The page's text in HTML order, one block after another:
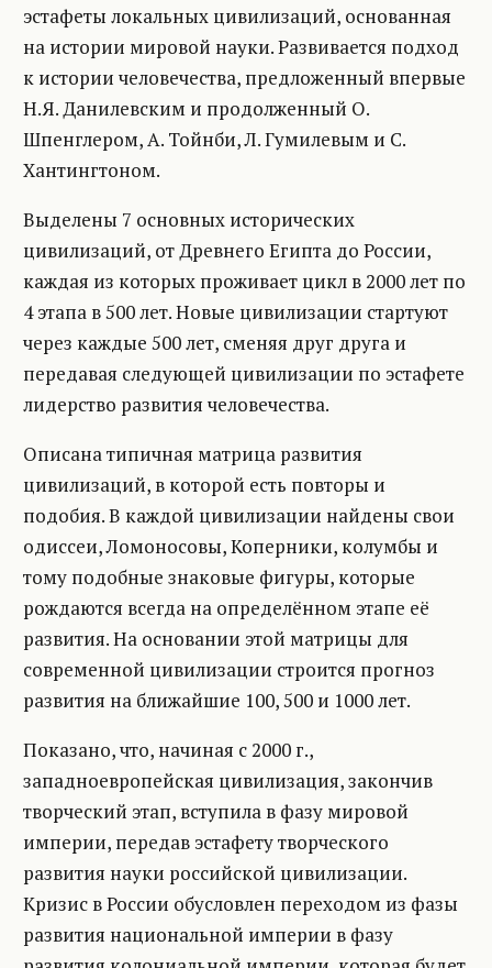
эстафеты локальных цивилизаций, основанная
на истории мировой науки. Развивается подход
к истории человечества, предложенный впервые
Н.Я. Данилевским и продолженный О.
Шпенглером, А. Тойнби, Л. Гумилевым и С.
Хантингтоном.
Выделены 7 основных исторических
цивилизаций, от Древнего Египта до России,
каждая из которых проживает цикл в 2000 лет по
4 этапа в 500 лет. Новые цивилизации стартуют
через каждые 500 лет, сменяя друг друга и
передавая следующей цивилизации по эстафете
лидерство развития человечества.
Описана типичная матрица развития
цивилизаций, в которой есть повторы и
подобия. В каждой цивилизации найдены свои
одиссеи, Ломоносовы, Коперники, колумбы и
тому подобные знаковые фигуры, которые
рождаются всегда на определённом этапе её
развития. На основании этой матрицы для
современной цивилизации строится прогноз
развития на ближайшие 100, 500 и 1000 лет.
Показано, что, начиная с 2000 г.,
западноевропейская цивилизация, закончив
творческий этап, вступила в фазу мировой
империи, передав эстафету творческого
развития науки российской цивилизации.
Кризис в России обусловлен переходом из фазы
развития национальной империи в фазу